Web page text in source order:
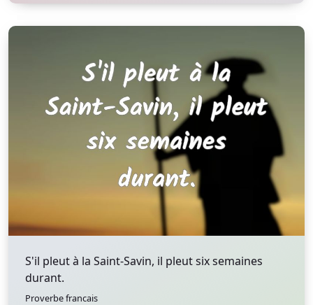
S'il pleut à la Saint-Savin, il pleut six semaines
durant.
Proverbe francais